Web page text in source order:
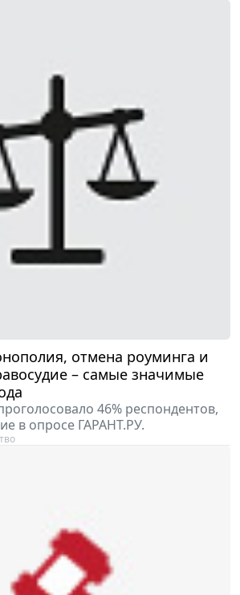
отмена роуминга и
– самые значимые
46% респондентов,
в опросе ГАРАНТ.РУ.